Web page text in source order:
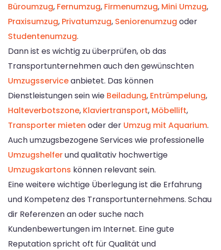
Büroumzug, Fernumzug, Firmenumzug, Mini Umzug,
Praxisumzug, Privatumzug, Seniorenumzug oder
Studentenumzug.
Dann ist es wichtig zu überprüfen, ob das
Transportunternehmen auch den gewünschten
Umzugsserviceanbietet. Das können
Dienstleistungen sein wie Beiladung, Entrümpelung,
Halteverbotszone, Klaviertransport, Möbellift,
Transporter mieten oder der Umzug mit Aquarium.
Auch umzugsbezogene Services wie professionelle
Umzugshelferund qualitativ hochwertige
Umzugskartons können relevant sein.
Eine weitere wichtige Überlegung ist die Erfahrung
und Kompetenz des Transportunternehmens. Schau
dir Referenzen an oder suche nach
Kundenbewertungen im Internet. Eine gute
Reputation spricht oft für Qualität und